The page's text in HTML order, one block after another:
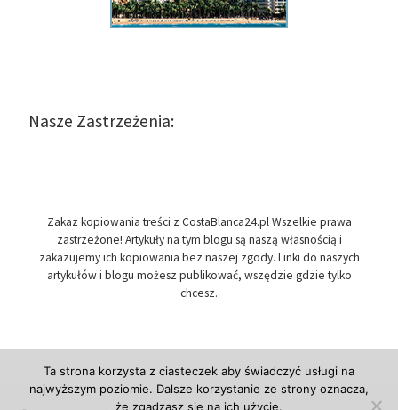
Nasze Zastrzeżenia:
Zakaz kopiowania treści z CostaBlanca24.pl Wszelkie prawa
zastrzeżone! Artykuły na tym blogu są naszą własnością i
zakazujemy ich kopiowania bez naszej zgody. Linki do naszych
artykułów i blogu możesz publikować, wszędzie gdzie tylko
chcesz.
Ta strona korzysta z ciasteczek aby świadczyć usługi na
najwyższym poziomie. Dalsze korzystanie ze strony oznacza,
że zgadzasz się na ich użycie.